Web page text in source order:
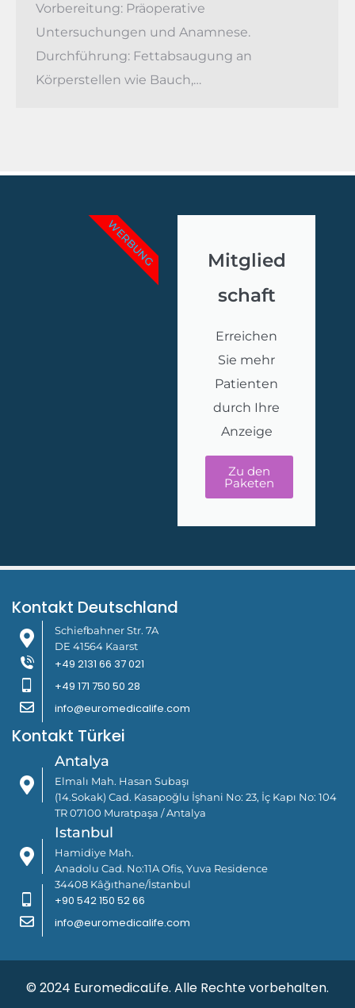
Vorbereitung: Präoperative
Untersuchungen und Anamnese.
Durchführung: Fettabsaugung an
Körperstellen wie Bauch,…
Mitglied
schaft
Erreichen
Sie mehr
Patienten
durch Ihre
Anzeige
Zu den
Paketen
WERBUNG
Kontakt Deutschland
Schiefbahner Str. 7A
DE 41564 Kaarst
+49 2131 66 37 021
+49 171 750 50 28
info@euromedicalife.com
Kontakt Türkei
Antalya
Elmalı Mah. Hasan Subaşı
(14.Sokak) Cad. Kasapoğlu İşhani No: 23, İç Kapı No: 104
TR 07100 Muratpaşa / Antalya
Istanbul
Hamidiye Mah.
Anadolu Cad. No:11A Ofis, Yuva Residence
34408 Kâğıthane/İstanbul
+90 542 150 52 66
info@euromedicalife.com
© 2024 EuromedicaLife. Alle Rechte vorbehalten.
Startseite
Medizinische Behandlungen
Unternehmen
Kontakt